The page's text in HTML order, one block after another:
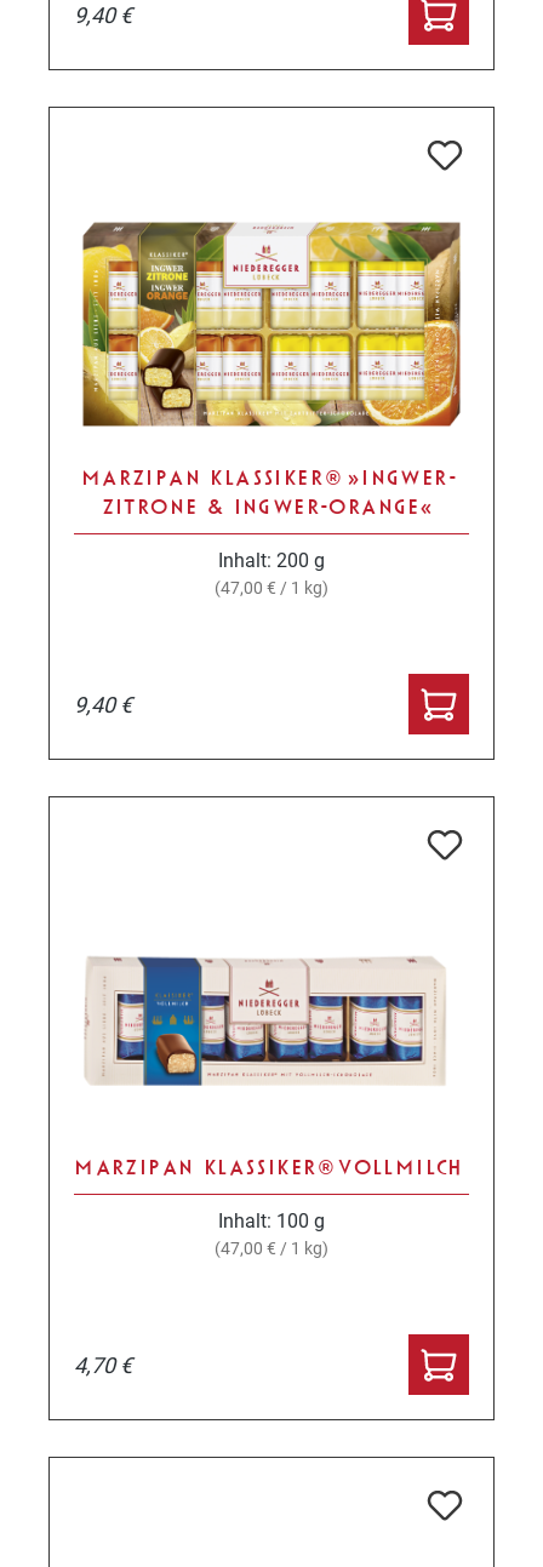
9,40 €
MARZIPAN KLASSIKER® »INGWER-
ZITRONE & INGWER-ORANGE«
Inhalt: 200 g
(47,00 € / 1 kg)
9,40 €
MARZIPAN KLASSIKER® VOLLMILCH
Inhalt: 100 g
(47,00 € / 1 kg)
4,70 €